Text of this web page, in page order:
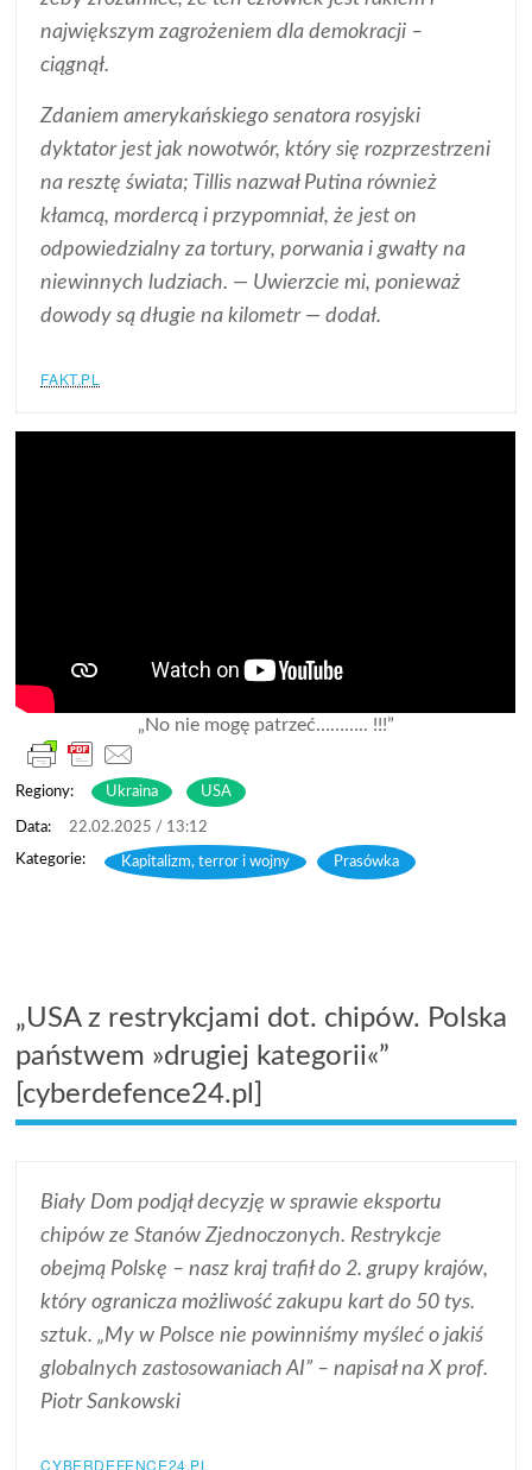
największym zagrożeniem dla demokracji –
ciągnął.
Zdaniem amerykańskiego senatora rosyjski
dyktator jest jak nowotwór, który się rozprzestrzeni
na resztę świata; Tillis nazwał Putina również
kłamcą, mordercą i przypomniał, że jest on
odpowiedzialny za tortury, porwania i gwałty na
niewinnych ludziach. — Uwierzcie mi, ponieważ
dowody są długie na kilometr — dodał.
FAKT.PL
„No nie mogę patrzeć……….. !!!”
Regiony: Ukraina USA
22.02.2025 / 13:12
Kapitalizm, terror i wojny , Prasówka
„USA z restrykcjami dot. chipów. Polska
państwem »drugiej kategorii«”
[cyberdefence24.pl]
Biały Dom podjął decyzję w sprawie eksportu
chipów ze Stanów Zjednoczonych. Restrykcje
obejmą Polskę – nasz kraj trafił do 2. grupy krajów,
który ogranicza możliwość zakupu kart do 50 tys.
sztuk. „My w Polsce nie powinniśmy myśleć o jakiś
globalnych zastosowaniach AI” – napisał na X prof.
Piotr Sankowski
CYBERDEFENCE24.PL